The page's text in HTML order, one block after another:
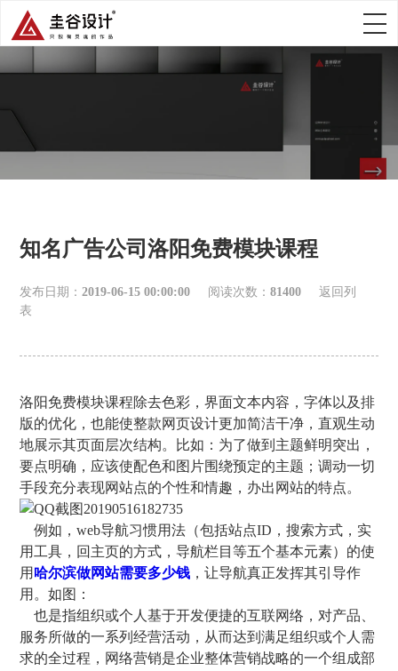
知名广告公司洛阳免费模块课程
发布日期：2019-06-15 00:00:00 阅读次数：81400
返回列
表
洛阳免费模块课程除去色彩，界面文本内容，字体以及排
版的优化，也能使整款网页设计更加简洁干净，直观生动
地展示其页面层次结构。比如：为了做到主题鲜明突出，
要点明确，应该使配色和图片围绕预定的主题；调动一切
手段充分表现网站点的个性和情趣，办出网站的特点。
例如，web导航习惯用法（包括站点ID，搜索方式，实
用工具，回主页的方式，导航栏目等五个基本元素）的使
用 哈尔滨做网站需要多少钱 ，让导航真正发挥其引导作
用。如图：
也是指组织或个人基于开发便捷的互联网络，对产品、
服务所做的一系列经营活动，从而达到满足组织或个人需
求的全过程，网络营销是企业整体营销战略的一个组成部